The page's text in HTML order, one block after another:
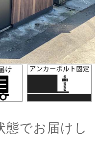
態でお届けし